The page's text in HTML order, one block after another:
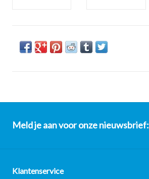
Meld je aan voor onze nieuwsbrief:
Klantenservice